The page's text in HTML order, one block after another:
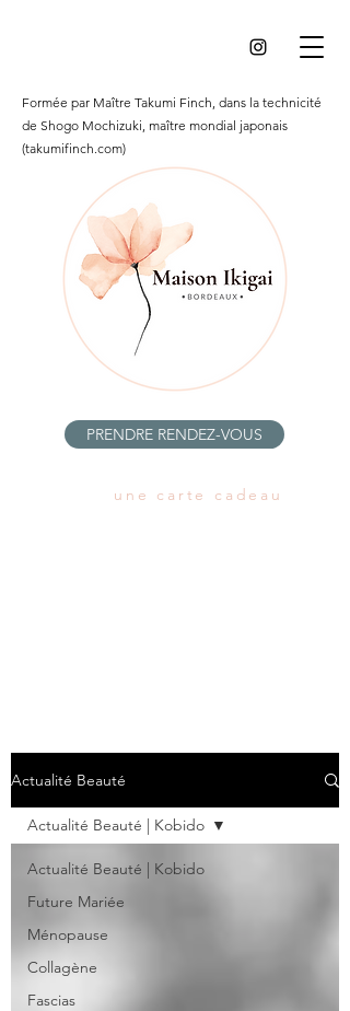
Formée par Maître Takumi Finch, dans la technicité
de Shogo Mochizuki, maître mondial japonais
(takumifinch.com)
PRENDRE RENDEZ-VOUS
une carte cadeau
Actualité Beauté
Actualité Beauté | Kobido
Future Mariée
Ménopause
Collagène
Fascias
Actualité Beauté | Kobido